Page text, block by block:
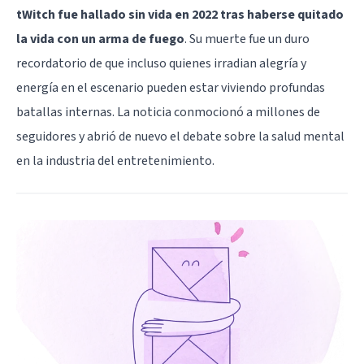
tWitch fue hallado sin vida en 2022 tras haberse quitado
la vida con un arma de fuego. Su muerte fue un duro
recordatorio de que incluso quienes irradian alegría y
energía en el escenario pueden estar viviendo profundas
batallas internas. La noticia conmocionó a millones de
seguidores y abrió de nuevo el debate sobre la salud mental
en la industria del entretenimiento.